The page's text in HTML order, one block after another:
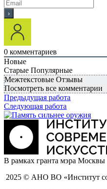
0 комментариев
Новые
Старые Популярные
Межтекстовые Отзывы
Посмотреть все комментарии
Предыдущая работа
Следующая работа
В рамках гранта мэра Москвы
2025 © АНО ВО «Институт